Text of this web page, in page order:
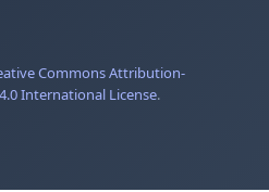
Commons Attribution-
International License.